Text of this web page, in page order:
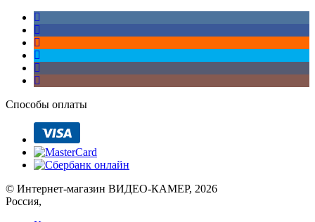
Способы оплаты
© Интернет-магазин ВИДЕО-КАМЕР, 2026
Россия,